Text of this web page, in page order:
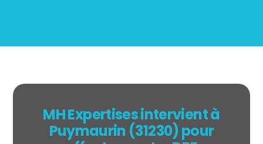
MH Expertises intervient à
Puymaurin (31230) pour